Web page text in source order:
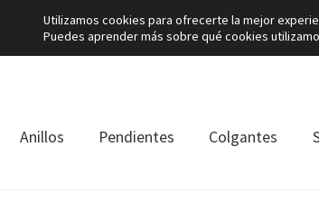
Anillos Pendientes Colgantes
Utilizamos cookies para ofrecerte la mejor
Puedes aprender más sobre qué cookies